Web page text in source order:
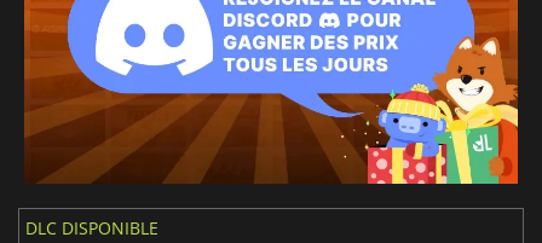
DLC DISPONIBLE